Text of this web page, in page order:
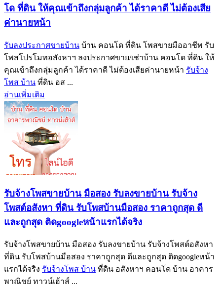
โด ที่ดิน ให้คุณเข้าถึงกลุ่มลูกค้า ได้ราคาดี ไม่ต้องเสีย
ค่านายหน้า
รับลงประกาศขายบ้าน บ้าน คอนโด ที่ดิน โพสขายมืออาชีพ รับ
โพสโปรโมทอสังหาฯ ลงประกาศขาย/เช่าบ้าน คอนโด ที่ดิน ให้
คุณเข้าถึงกลุ่มลูกค้า ได้ราคาดี ไม่ต้องเสียค่านายหน้า รับจ้าง
โพส บ้าน ที่ดิน อส ...
อ่านเพิ่มเติม
รับจ้างโพสขายบ้าน มือสอง รับลงขายบ้าน รับจ้าง
โพสต์อสังหา ที่ดิน รับโพสบ้านมือสอง ราคาถูกสุด ดี
และถูกสุด ติดgoogleหน้าแรกได้จริง
รับจ้างโพสขายบ้าน มือสอง รับลงขายบ้าน รับจ้างโพสต์อสังหา
ที่ดิน รับโพสบ้านมือสอง ราคาถูกสุด ดีและถูกสุด ติดgoogleหน้า
แรกได้จริง รับจ้างโพส บ้าน ที่ดิน อสังหาฯ คอนโด บ้าน อาคาร
พาณิชย์ ทาวน์เฮ้าส์ ...